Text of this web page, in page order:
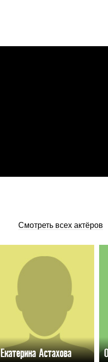
Смотреть всех актёров
Екатерина Астахова